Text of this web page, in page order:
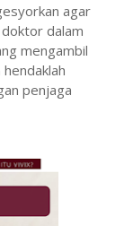
agar
dalam
mengambil
penjaga